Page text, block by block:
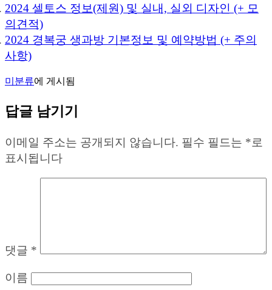
2024 셀토스 정보(제원) 및 실내, 실외 디자인 (+ 모
의견적)
2024 경복궁 생과방 기본정보 및 예약방법 (+ 주의
사항)
미분류에 게시됨
답글 남기기
이메일 주소는 공개되지 않습니다. 필수 필드는 *로
표시됩니다
댓글 *
이름